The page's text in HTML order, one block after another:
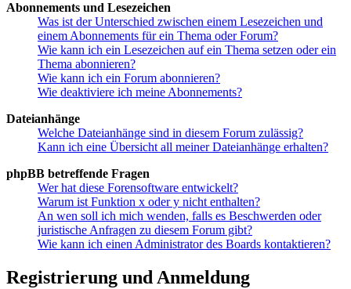
Abonnements und Lesezeichen
Was ist der Unterschied zwischen einem Lesezeichen und
einem Abonnements für ein Thema oder Forum?
Wie kann ich ein Lesezeichen auf ein Thema setzen oder ein
Thema abonnieren?
Wie kann ich ein Forum abonnieren?
Wie deaktiviere ich meine Abonnements?
Dateianhänge
Welche Dateianhänge sind in diesem Forum zulässig?
Kann ich eine Übersicht all meiner Dateianhänge erhalten?
phpBB betreffende Fragen
Wer hat diese Forensoftware entwickelt?
Warum ist Funktion x oder y nicht enthalten?
An wen soll ich mich wenden, falls es Beschwerden oder
juristische Anfragen zu diesem Forum gibt?
Wie kann ich einen Administrator des Boards kontaktieren?
Registrierung und Anmeldung